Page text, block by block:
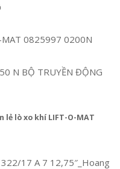
MAT 0825997 0200N
N BỘ TRUYỀN ĐỘNG
lẻ lò xo khí LIFT-O-MAT
17 A 7 12,75″_Hoang